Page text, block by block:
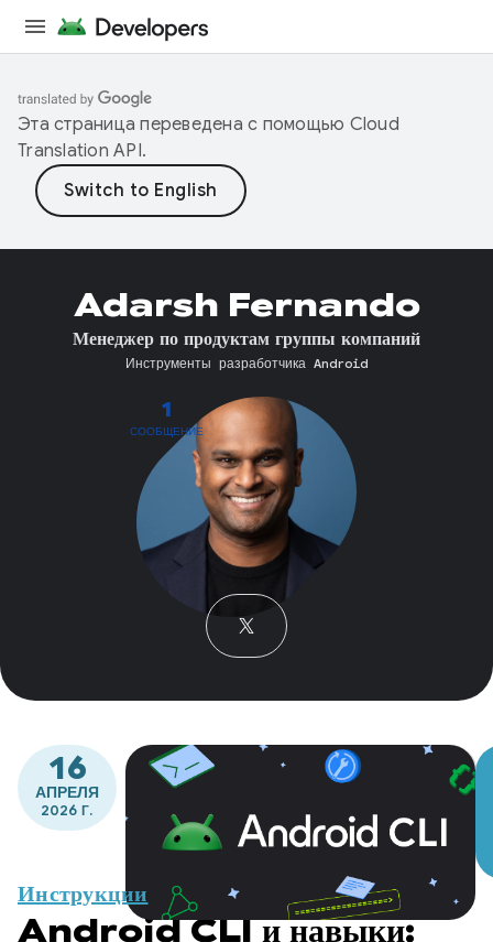
Эта страница переведена с помощью Cloud
Translation API.
1
СООБЩЕНИЕ
Adarsh Fernando
Менеджер по продуктам группы компаний
Инструменты разработчика Android
16
АПРЕЛЯ
2026 Г.
Инструкции
Android CLI и навыки: